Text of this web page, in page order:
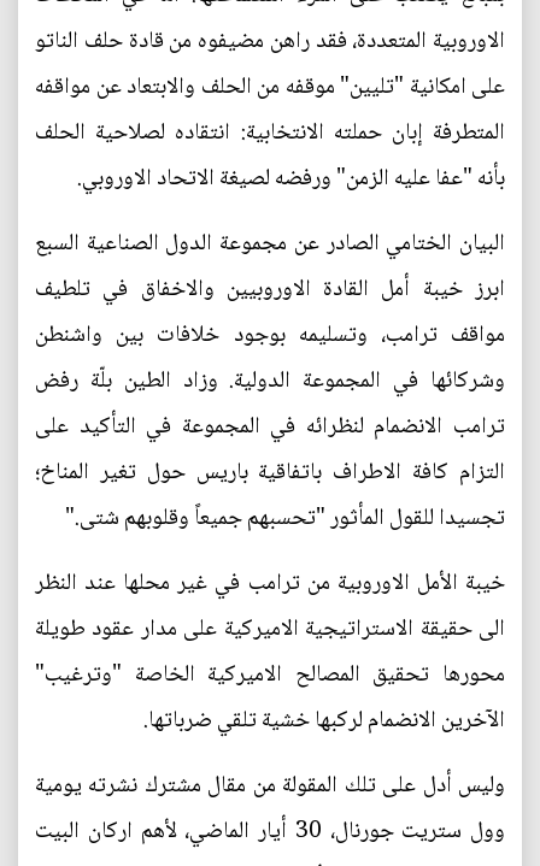
الاوروبية المتعددة، فقد راهن مضيفوه من قادة حلف الناتو
على امكانية "تليين" موقفه من الحلف والابتعاد عن مواقفه
المتطرفة إبان حملته الانتخابية: انتقاده لصلاحية الحلف
بأنه "عفا عليه الزمن" ورفضه لصيغة الاتحاد الاوروبي.
البيان الختامي الصادر عن مجموعة الدول الصناعية السبع
ابرز خيبة أمل القادة الاوروبيين والاخفاق في تلطيف
مواقف ترامب، وتسليمه بوجود خلافات بين واشنطن
وشركائها في المجموعة الدولية. وزاد الطين بلّة رفض
ترامب الانضمام لنظرائه في المجموعة في التأكيد على
التزام كافة الاطراف باتفاقية باريس حول تغير المناخ؛
تجسيدا للقول المأثور "تحسبهم جميعاً وقلوبهم شتى."
خيبة الأمل الاوروبية من ترامب في غير محلها عند النظر
الى حقيقة الاستراتيجية الاميركية على مدار عقود طويلة
محورها تحقيق المصالح الاميركية الخاصة "وترغيب"
الآخرين الانضمام لركبها خشية تلقي ضرباتها.
وليس أدل على تلك المقولة من مقال مشترك نشرته يومية
وول ستريت جورنال، 30 أيار الماضي، لأهم اركان البيت